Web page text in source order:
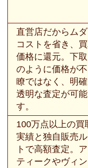
直営店だからム
コストを省き、
価格に還元。下取
のように価格が不
瞭ではなく、明
透明な査定が可
す。
100万点以上の買
実績と独自販売
トで高額査定。
ティークやヴィ